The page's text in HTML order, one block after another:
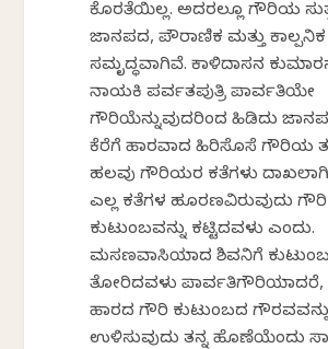
ಕೊರತೆಯಿಲ್ಲ. ಅದರಲ್ಲೂ ಗೌರಿಯ
ಜಾನಪದ, ಪೌರಾಣಿಕ ಮತ್ತು ಕಾಲ್ಪನಿಕ
ಸಮೃದ್ಧವಾಗಿವೆ. ಕಾಳಿದಾಸನ
ನಾಯಕಿ ಪರ್ವತಪುತ್ರಿ ಪಾರ್ವತಿಯೇ
ಗೌರಿಯೆನ್ನುವುದರಿಂದ ಹಿಡಿದು
ಕೆರೆಗೆ ಹಾರವಾದ ಹಿರಿಸೊಸೆ ಗೌರಿಯ
ಹಲವು ಗೌರಿಯರ ಕತೆಗಳು
ಎಲ್ಲ ಕತೆಗಳ ಹೂರಣವಿರುವುದು ಗೌರಿ
ಕುಟುಂಬವನ್ನು ಕಟ್ಟಿದವಳು ಎಂದು.
ಮಸಣವಾಸಿಯಾದ ಶಿವನಿಗೆ
ತೋರಿದವಳು ಪಾರ್ವತಿಗೌರಿಯಾದರೆ,
ಹಾರದ ಗೌರಿ ಕುಟುಂಬದ
ಉಳಿಸುವುದು ತನ್ನ ಹೊಣೆಯೆಂದು